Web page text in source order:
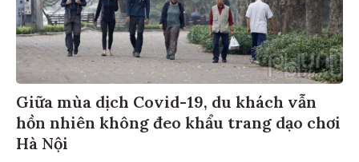
Giữa mùa dịch Covid-19, du khách vẫn
hồn nhiên không đeo khẩu trang dạo chơi
Hà Nội